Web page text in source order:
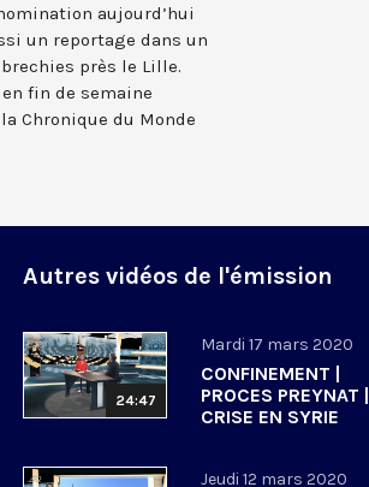
aujourd’hui
un reportage dans un
près le Lille.
fin de semaine
Chronique du Monde
Autres vidéos de l'émission
24:47
Mardi 17 mars 2020
CONFINEMENT |
PROCES PREYNAT |
CRISE EN SYRIE
Jeudi 12 mars 2020